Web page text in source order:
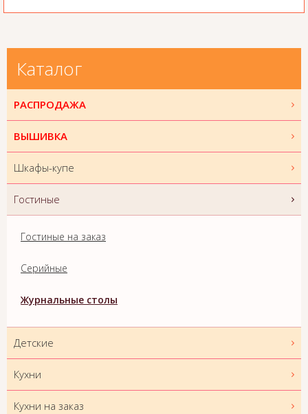
Каталог
РАСПРОДАЖА
ВЫШИВКА
Шкафы-купе
Гостиные
Гостиные на заказ
Серийные
Журнальные столы
Детские
Кухни
Кухни на заказ